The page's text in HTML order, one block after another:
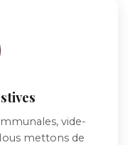
vide-
mettons de